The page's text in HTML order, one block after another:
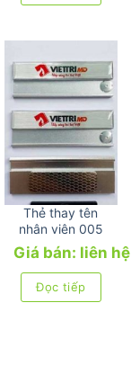
Thẻ thay tên
nhân viên 005
Giá bán: liên hệ
Đọc tiếp